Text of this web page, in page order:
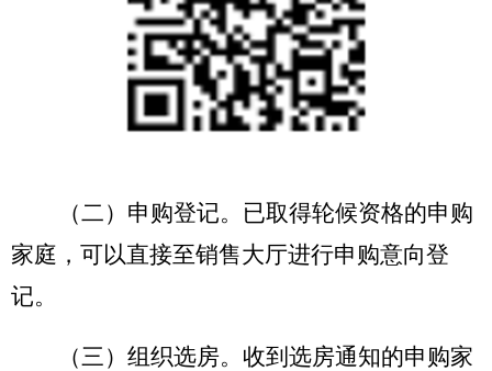
（二）申购登记。已取得轮候资格的申购
家庭，可以直接至销售大厅进行申购意向登
记。
（三）组织选房。收到选房通知的申购家